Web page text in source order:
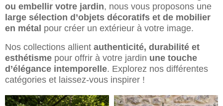
ou embellir votre jardin, nous vous proposons une
large sélection d’objets décoratifs et de mobilier
en métal pour créer un extérieur à votre image.
Nos collections allient authenticité, durabilité et
esthétisme pour offrir à votre jardin une touche
d’élégance intemporelle. Explorez nos différentes
catégories et laissez-vous inspirer !